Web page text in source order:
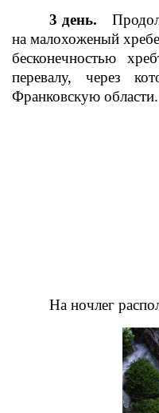
3 день.
на малохоженый
бесконечностью
перевалу, через
Франковскую области.
На ночлег